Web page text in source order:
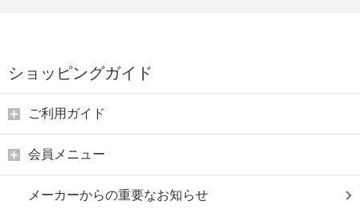
ショッピングガイド
ご利用ガイド
会員メニュー
メーカーからの重要なお知らせ